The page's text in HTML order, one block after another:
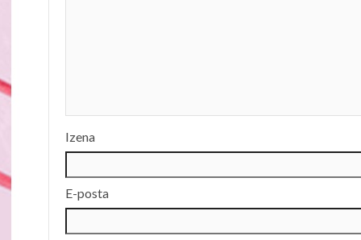
Izena
E-posta